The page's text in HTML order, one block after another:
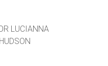
LUCIANNA